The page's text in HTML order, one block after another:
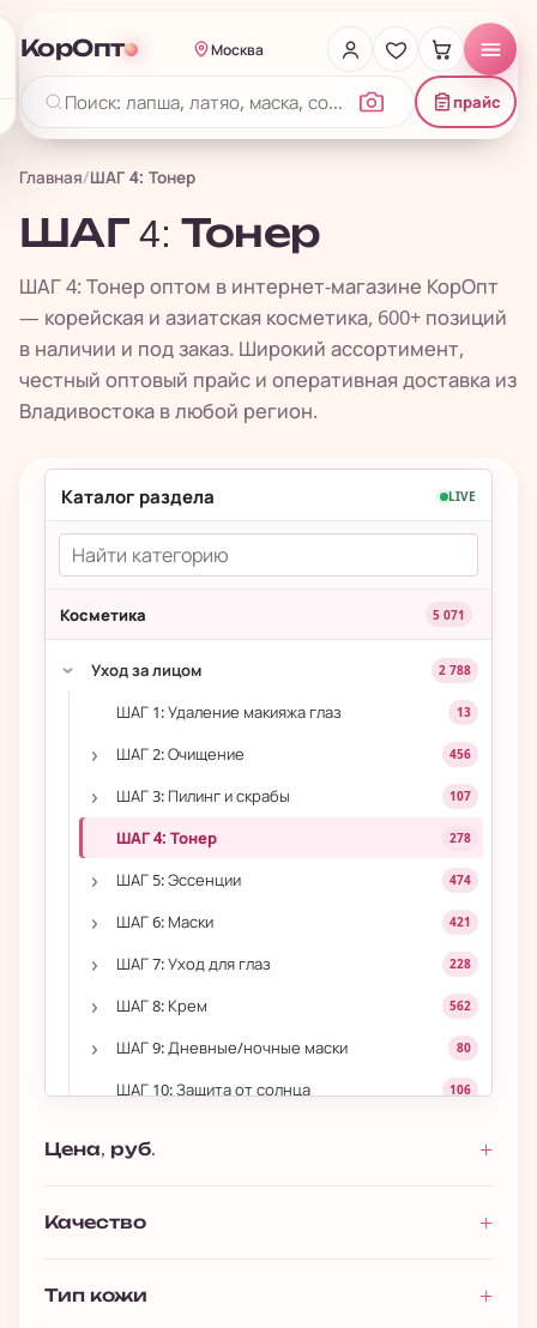
КорОпт Москва
прайс
Главная/ШАГ 4: Тонер
ШАГ 4: Тонер
ШАГ 4: Тонер оптом в интернет-магазине КорОпт
— корейская и азиатская косметика, 600+ позиций
в наличии и под заказ. Широкий ассортимент,
честный оптовый прайс и оперативная доставка из
Владивостока в любой регион.
Каталог раздела LIVE
Косметика 5 071
› Уход за лицом 2 788
ШАГ 1: Удаление макияжа глаз 13
› ШАГ 2: Очищение 456
› ШАГ 3: Пилинг и скрабы 107
ШАГ 4: Тонер 278
› ШАГ 5: Эссенции 474
› ШАГ 6: Маски 421
› ШАГ 7: Уход для глаз 228
› ШАГ 8: Крем 562
› ШАГ 9: Дневные/ночные маски 80
ШАГ 10: Защита от солнца 106
› Уход за телом
Мужчинам
Цена, руб.
Качество
Тип кожи